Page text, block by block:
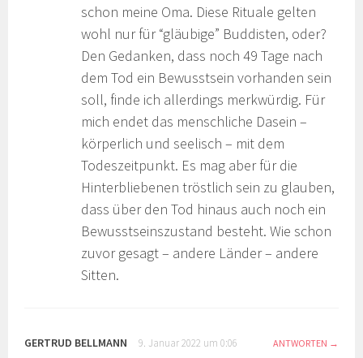
schon meine Oma. Diese Rituale gelten
wohl nur für “gläubige” Buddisten, oder?
Den Gedanken, dass noch 49 Tage nach
dem Tod ein Bewusstsein vorhanden sein
soll, finde ich allerdings merkwürdig. Für
mich endet das menschliche Dasein –
körperlich und seelisch – mit dem
Todeszeitpunkt. Es mag aber für die
Hinterbliebenen tröstlich sein zu glauben,
dass über den Tod hinaus auch noch ein
Bewusstseinszustand besteht. Wie schon
zuvor gesagt – andere Länder – andere
Sitten.
GERTRUD BELLMANN 9. Januar 2022 um 0:06 ANTWORTEN